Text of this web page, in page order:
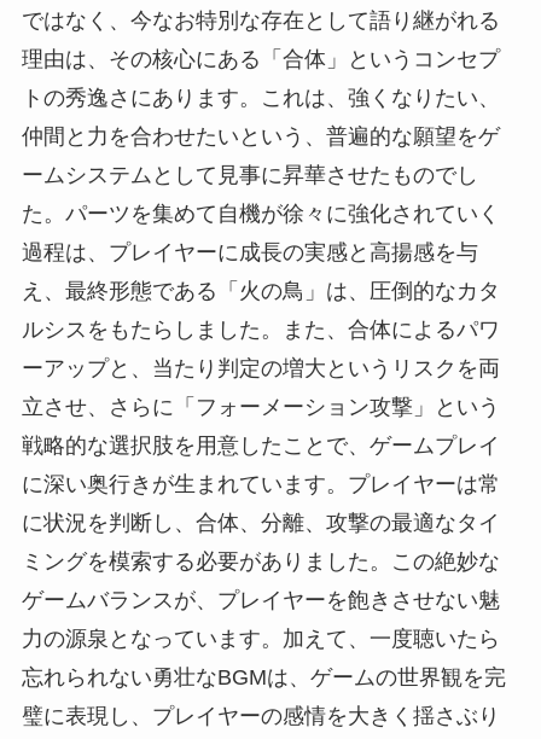
ではなく、今なお特別な存在として語り継がれる
理由は、その核心にある「合体」というコンセプ
トの秀逸さにあります。これは、強くなりたい、
仲間と力を合わせたいという、普遍的な願望をゲ
ームシステムとして見事に昇華させたものでし
た。パーツを集めて自機が徐々に強化されていく
過程は、プレイヤーに成長の実感と高揚感を与
え、最終形態である「火の鳥」は、圧倒的なカタ
ルシスをもたらしました。また、合体によるパワ
ーアップと、当たり判定の増大というリスクを両
立させ、さらに「フォーメーション攻撃」という
戦略的な選択肢を用意したことで、ゲームプレイ
に深い奥行きが生まれています。プレイヤーは常
に状況を判断し、合体、分離、攻撃の最適なタイ
ミングを模索する必要がありました。この絶妙な
ゲームバランスが、プレイヤーを飽きさせない魅
力の源泉となっています。加えて、一度聴いたら
忘れられない勇壮なBGMは、ゲームの世界観を完
璧に表現し、プレイヤーの感情を大きく揺さぶり